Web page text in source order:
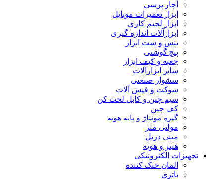
آچار پرسی
ابزار تعمیرات موبایل
ابزار لحیم کاری
ابزارآلات اندازه گیری
پنس و ست ابزار
پیچ گوشتی
جعبه و کیف ابزار
سایر ابزارآلات
سشوار صنعتی
سوکت و فیش آلات
سیم چین و کابل لخت کن
کف چین
گیره مونتاژ و پایه هویه
مولتی متر
مینی دریل
هیتر و هویه
تجهیزات الکترونیکی
المان خنک کننده
باتری